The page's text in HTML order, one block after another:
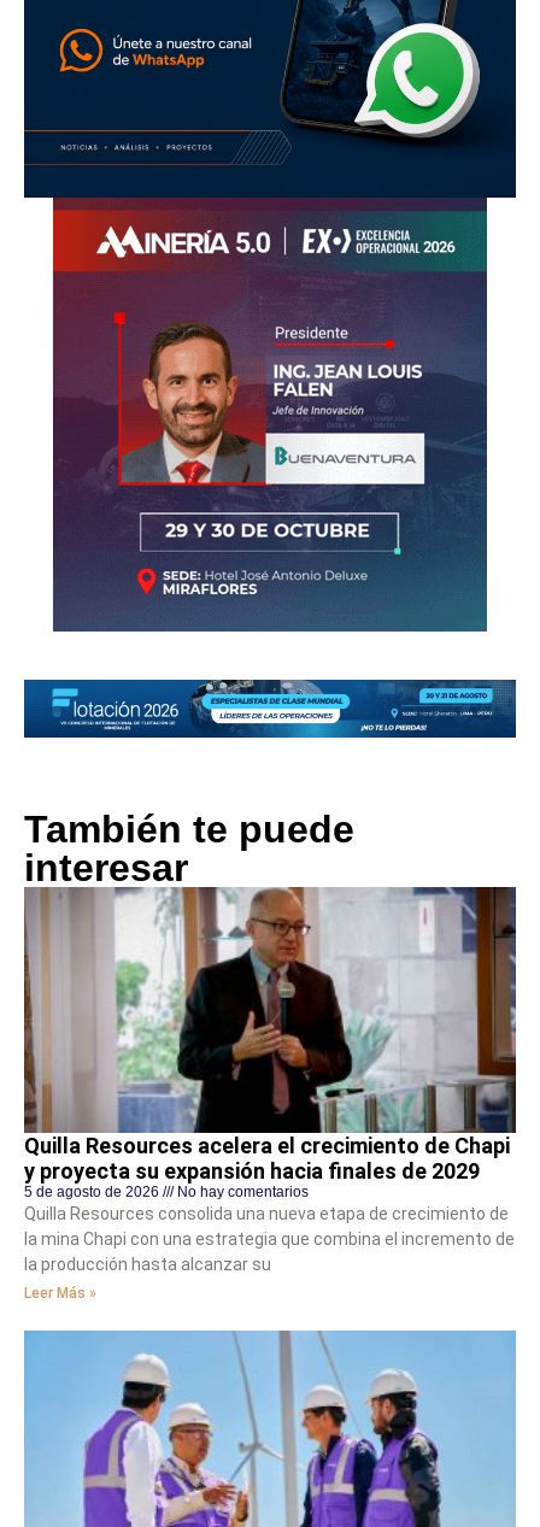
También te puede
interesar
Quilla Resources acelera el crecimiento de Chapi
y proyecta su expansión hacia finales de 2029
5 de agosto de 2026 No hay comentarios
Quilla Resources consolida una nueva etapa de crecimiento de
la mina Chapi con una estrategia que combina el incremento de
la producción hasta alcanzar su
Leer Más »